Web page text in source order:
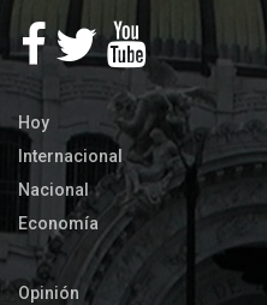
Hoy
Internacional
Nacional
Economía
Opinión